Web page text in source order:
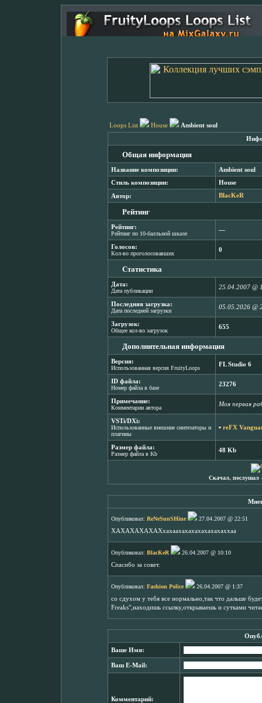
Loops List House Ambient soul
Общая информация
Название композиции: Ambient soul
Стиль композиции: House
Автор: BlacKeR
Рейтинг
Рейтинг:
Рейтинг по 10-балльной шкале
―
Голосов:
Кол-во проголосовавших
0
Статистика
Дата:
Дата публикации
25.04.2007 @
Последняя загрузка:
Дата последней загрузки
05.05.2026 @
Загрузок:
Общее кол-во загрузок
655
Дополнительная информация
Версия:
Использованная версия FruityLoops
FL Studio 6
ID файла:
Номер файла в базе
23276
Примечание:
Комментарии автора
Моя первая
VSTi/DXi:
Использованные внешние синтезаторы и
плагины
▪ reFX
Размер файла:
Размер файла в Kb
48 Kb
Скачал, послушал
Опубликовал: ReNeSunSHine
27.04.2007 @ 22:51
ХАХАХАХАХАХхахаахахахахахахахаххаа
Опубликовал: BlacKeR
26.04.2007 @ 10:10
Спасибо за совет.
Опубликовал: Fashion Police
26.04.2007 @ 1:37
со сдухом у тебя все нормально,так что дальше
Freaks",находишь ссылку,открываешь и сутками
Ваше Имя:
Ваш E-Mail:
Комментарий: